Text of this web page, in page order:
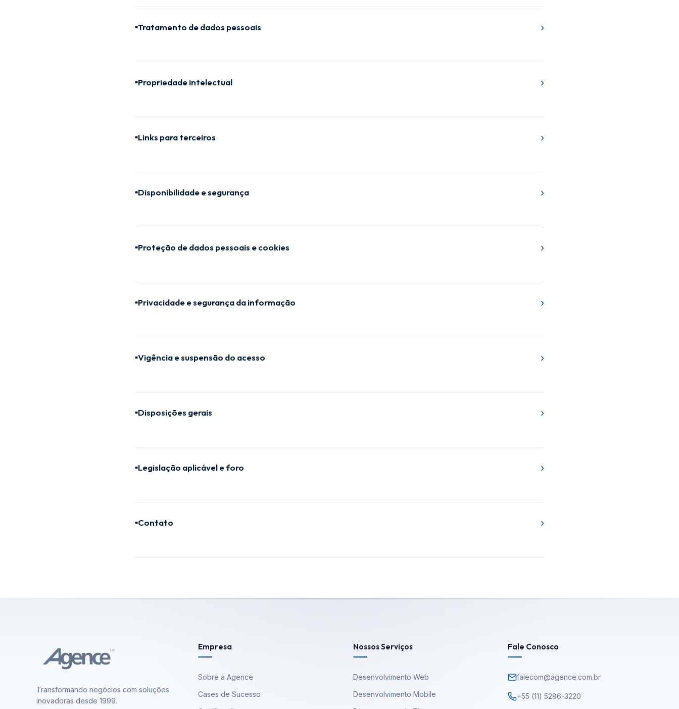
■Tratamento de dados pessoais ›
■Propriedade intelectual ›
■Links para terceiros ›
■Disponibilidade e segurança ›
■Proteção de dados pessoais e cookies ›
■Privacidade e segurança da informação ›
■Vigência e suspensão do acesso ›
■Disposições gerais ›
■Legislação aplicável e foro ›
■Contato ›
Transformando negócios com soluções
inovadoras desde 1999.
Empresa
Sobre a Agence
Cases de Sucesso
Nossos Serviços
Desenvolvimento Web
Desenvolvimento Mobile
Fale Conosco
falecom@agence.com.br
+55 (11) 5286-3220